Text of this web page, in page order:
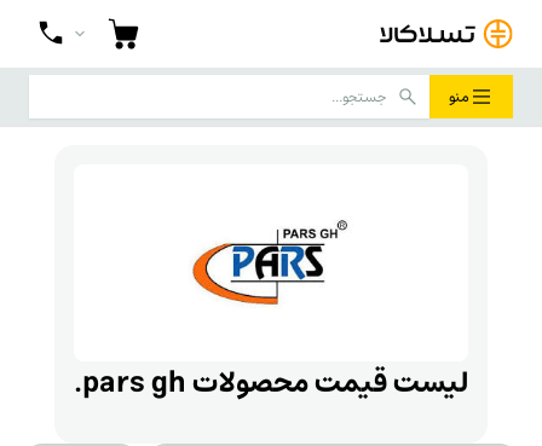
منو
لیست قیمت محصولات pars gh.